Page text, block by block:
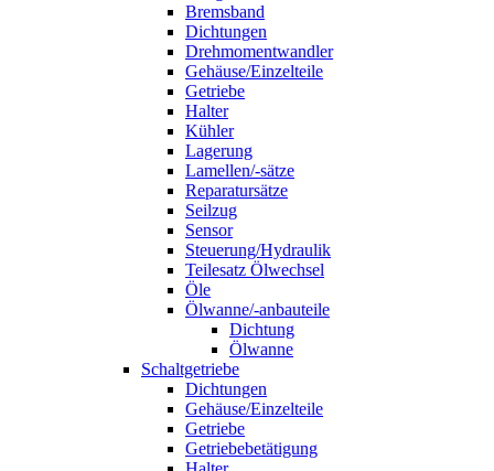
Bremsband
Dichtungen
Drehmomentwandler
Gehäuse/Einzelteile
Getriebe
Halter
Kühler
Lagerung
Lamellen/-sätze
Reparatursätze
Seilzug
Sensor
Steuerung/Hydraulik
Teilesatz Ölwechsel
Öle
Ölwanne/-anbauteile
Dichtung
Ölwanne
Schaltgetriebe
Dichtungen
Gehäuse/Einzelteile
Getriebe
Getriebebetätigung